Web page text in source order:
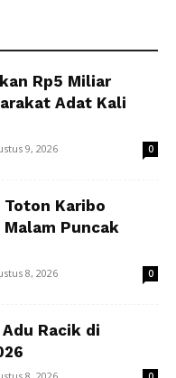
Rp5 Miliar
Adat Kali
9, 2026 0
Toton Karibo
Malam Puncak
8, 2026 0
Racik di